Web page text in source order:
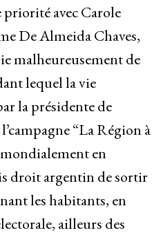
priorité avec Carole
De Almeida Chaves,
malheureusement de
lequel la vie
la présidente de
“La Région à
en
droit argentin de sortir
les habitants, en
ailleurs des